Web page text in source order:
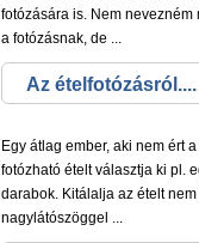
fotózására is. Nem
a fotózásnak, de ...
Az ételfotózásról....
Egy átlag ember, aki nem ért
fotózható ételt választja ki pl.
darabok. Kitálalja az ételt
nagylátószöggel ...